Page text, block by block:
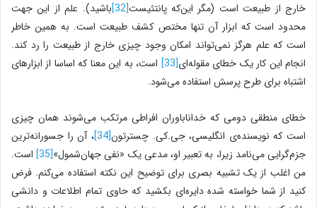
خارج از طبیعت است (مگر این‌که پانتئیست[32]
باشید). علم از این جهت
محدود است که ابزار آن تنها مختص کشف طبیعت است. به همین خاطر
است که علم هرگز نمی‌تواند امکان وجود چیزی خارج از طبیعت را رد کند.
انجام این کار یک خطای مقوله‌ای[33]
است، به این معنا که اساسا از ابزارهای
اشتباه برای طرح پرسش استفاده می‌شود.
خطای منطقی دومی که خداناباوران افراطی مرتکب می‌شوند همان چیزی
است که نویسنده‌ی انگلیسی، جی.کی. چسترتون[34]
، آن را جسورانه‌ترین
جزم‌گرایی می‌نامد زیرا، به تعبیر او، مدعی یک «نفی جهان‌شمول»[35]
است.
من اغلب از یک تشبیه بصری برای توضیح این نکته استفاده می‌کنم. فرض
کنید از شما خواسته شده دایره‌ای بکشید که حاوی تمام اطلاعات و دانشی